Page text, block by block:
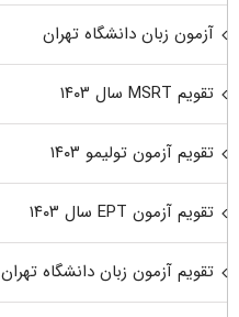
آزمون زبان دانشگاه تهران
تقویم MSRT سال ۱۴۰۳
تقویم آزمون تولیمو ۱۴۰۳
تقویم آزمون EPT سال ۱۴۰۳
تقویم آزمون زبان دانشگاه تهران ۱۴۰۳